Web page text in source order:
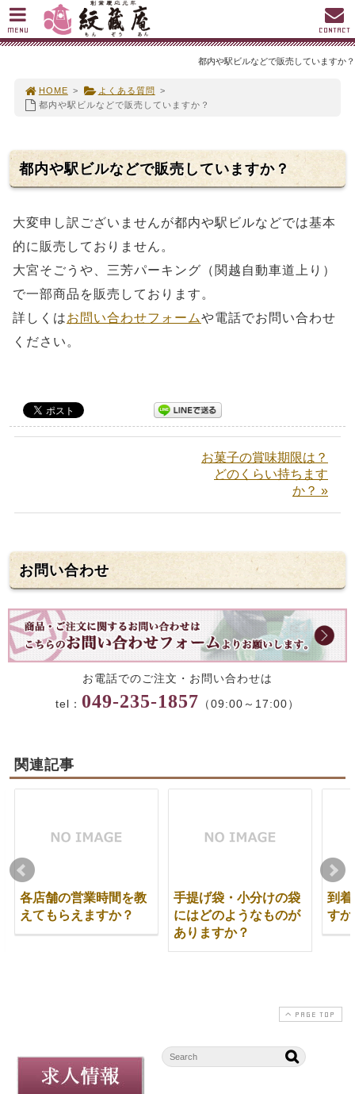
都内や駅ビルなどで販売していますか？
HOME > よくある質問
>
都内や駅ビルなどで販売していますか？
都内や駅ビルなどで販売していますか？
大変申し訳ございませんが都内や駅ビルなどでは基本
的に販売しておりません。
大宮そごうや、三芳パーキング（関越自動車道上り）
で一部商品を販売しております。
詳しくはお問い合わせフォームや電話でお問い合わせ
ください。
お菓子の賞味期限は？
どのくらい持ちます
か？ »
お問い合わせ
お電話でのご注文・お問い合わせは
tel： 049-235-1857 （09:00～17:00）
関連記事
各店舗の営業時間を教
えてもらえますか？
手提げ袋・小分けの袋
にはどのようなものが
ありますか？
到
すか
PAGE TOP
MENU CONTACT